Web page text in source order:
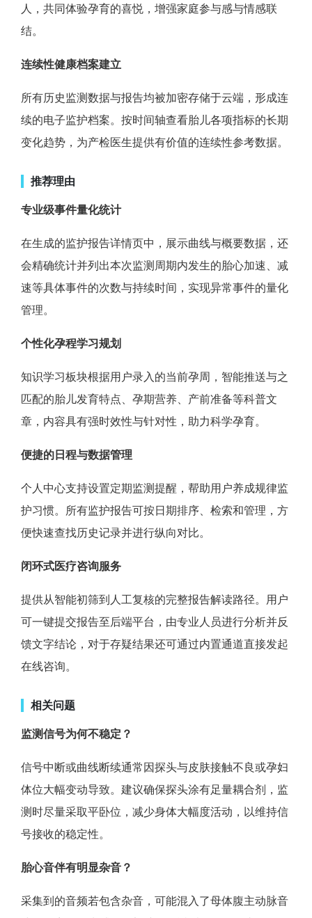
人，共同体验孕育的喜悦，增强家庭参与感与情感联
结。
连续性健康档案建立
所有历史监测数据与报告均被加密存储于云端，形成连
续的电子监护档案。按时间轴查看胎儿各项指标的长期
变化趋势，为产检医生提供有价值的连续性参考数据。
推荐理由
专业级事件量化统计
在生成的监护报告详情页中，展示曲线与概要数据，还
会精确统计并列出本次监测周期内发生的胎心加速、减
速等具体事件的次数与持续时间，实现异常事件的量化
管理。
个性化孕程学习规划
知识学习板块根据用户录入的当前孕周，智能推送与之
匹配的胎儿发育特点、孕期营养、产前准备等科普文
章，内容具有强时效性与针对性，助力科学孕育。
便捷的日程与数据管理
个人中心支持设置定期监测提醒，帮助用户养成规律监
护习惯。所有监护报告可按日期排序、检索和管理，方
便快速查找历史记录并进行纵向对比。
闭环式医疗咨询服务
提供从智能初筛到人工复核的完整报告解读路径。用户
可一键提交报告至后端平台，由专业人员进行分析并反
馈文字结论，对于存疑结果还可通过内置通道直接发起
在线咨询。
相关问题
监测信号为何不稳定？
信号中断或曲线断续通常因探头与皮肤接触不良或孕妇
体位大幅变动导致。建议确保探头涂有足量耦合剂，监
测时尽量采取平卧位，减少身体大幅度活动，以维持信
号接收的稳定性。
胎心音伴有明显杂音？
采集到的音频若包含杂音，可能混入了母体腹主动脉音